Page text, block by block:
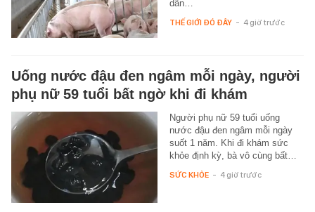
dân…
THẾ GIỚI ĐÓ ĐÂY - 4 giờ trước
Uống nước đậu đen ngâm mỗi ngày, người
phụ nữ 59 tuổi bất ngờ khi đi khám
Người phụ nữ 59 tuổi uống
nước đậu đen ngâm mỗi ngày
suốt 1 năm. Khi đi khám sức
khỏe định kỳ, bà vô cùng bất…
SỨC KHỎE - 4 giờ trước